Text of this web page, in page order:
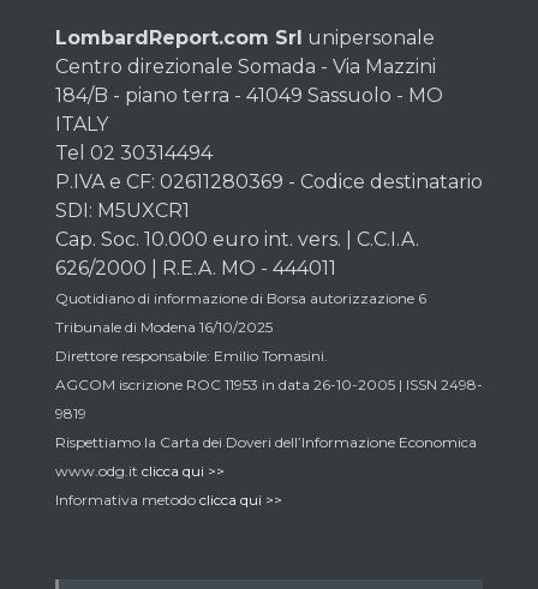
LombardReport.com Srl unipersonale
Centro direzionale Somada - Via Mazzini
184/B - piano terra - 41049 Sassuolo - MO
ITALY
Tel 02 30314494
P.IVA e CF: 02611280369 - Codice destinatario
SDI: M5UXCR1
Cap. Soc. 10.000 euro int. vers. | C.C.I.A.
626/2000 | R.E.A. MO - 444011
Quotidiano di informazione di Borsa autorizzazione 6
Tribunale di Modena 16/10/2025
Direttore responsabile: Emilio Tomasini.
AGCOM iscrizione ROC 11953 in data 26-10-2005 | ISSN 2498-
9819
Rispettiamo la Carta dei Doveri dell’Informazione Economica
www.odg.it clicca qui >>
Informativa metodo clicca qui >>